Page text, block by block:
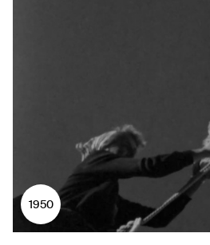
1950